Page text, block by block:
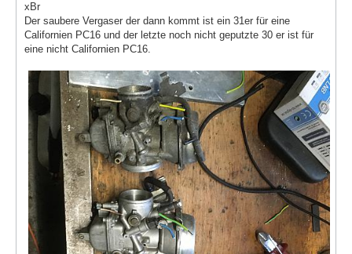
xBr
Der saubere Vergaser der dann kommt ist ein 31er für eine
Californien PC16 und der letzte noch nicht geputzte 30 er ist für
eine nicht Californien PC16.